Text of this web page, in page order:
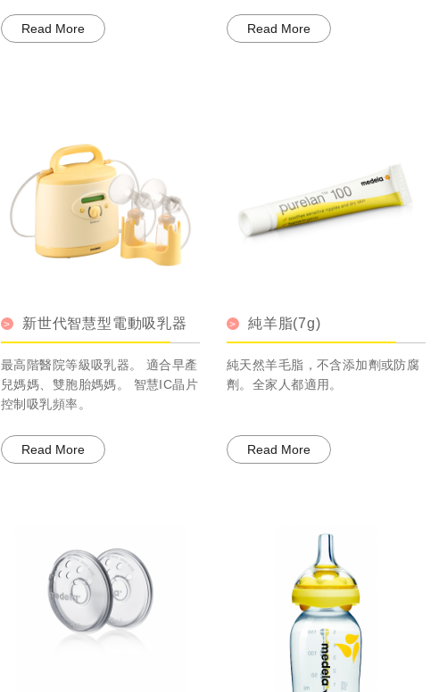
Read More Read More
新世代智慧型電動吸乳器
Symphony
最高階醫院等級吸乳器。 適合早產
兒媽媽、雙胞胎媽媽。 智慧IC晶片
控制吸乳頻率。
Read More
純羊脂(7g)
純天然羊毛脂，不含添加劑或防腐
劑。全家人都適用。
Read More